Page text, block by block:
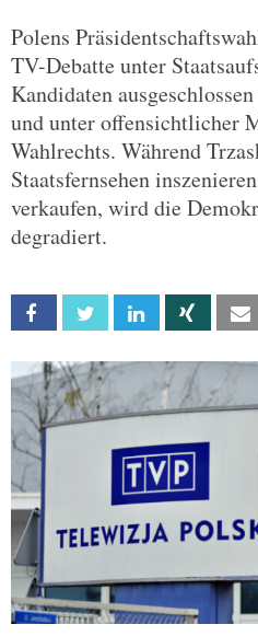
Polens
TV-Debatte unter
Kandidaten
und unter offensichtlicher
Wahlrechts. Während
Staatsfernsehen
verkaufen, wird die
degradiert.
Facebook Twitter Linkedin Xing